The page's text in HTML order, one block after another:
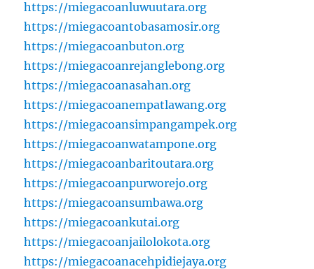
https://miegacoanluwuutara.org
https://miegacoantobasamosir.org
https://miegacoanbuton.org
https://miegacoanrejanglebong.org
https://miegacoanasahan.org
https://miegacoanempatlawang.org
https://miegacoansimpangampek.org
https://miegacoanwatampone.org
https://miegacoanbaritoutara.org
https://miegacoanpurworejo.org
https://miegacoansumbawa.org
https://miegacoankutai.org
https://miegacoanjailolokota.org
https://miegacoanacehpidiejaya.org